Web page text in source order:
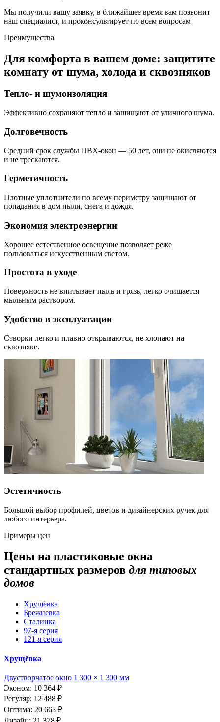
Мы получили вашу заявку, в ближайшее время вам позвонит
наш специалист, и проконсультирует по всем вопросам
Преимущества
Для комфорта в вашем доме: защитите
комнату от шума, холода и сквозняков
Тепло- и шумоизоляция
Эффективно сохраняют тепло и защищают от уличного шума.
Долговечность
Средний срок службы ПВХ-окон — 50 лет, они не окисляются
и не трескаются.
Герметичность
Плотные уплотнители по всему периметру защищают от
попадания в дом пыли, снега и дождя.
Экономия электроэнергии
Хорошее естественное освещение позволяет реже
пользоваться искусственным светом.
Простота в уходе
Поверхность не впитывает пыль и грязь, легко очищается
мыльным раствором.
Удобство в эксплуатации
Створки легко и плавно открываются, не хлопают на
сквозняке.
Эстетичность
Большой выбор профилей, цветов и дизайнерских ручек для
любого интерьера.
Примеры цен
Цены на пластиковые окна
стандартных размеров для типовых
домов
Хрущёвка
Брежневка
Сталинка
97-я серия
121-я серия
Хрущёвка
Двустворчатое окно 1 300 × 1 300 мм
Эконом: 10 364 ₽
Регуляр: 12 488 ₽
Оптима: 20 663 ₽